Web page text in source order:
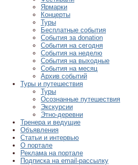
Ярмарки
Концерты
Туры
Бесплатные события
События за donation
События на сегодня
События на неделю
События на выходные
События на месяц
Архив событий
Туры и путешествия
Туры
Осознанные путешествия
Экскурсии
Этно-деревни
Тренера и ведущие
Объявления
Статьи и интервью
О портале
Реклама на портале
Подписка на email-рассылку